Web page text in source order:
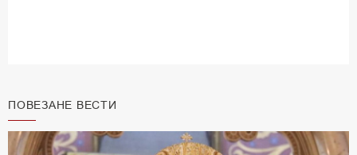
ПОВЕЗАНЕ ВЕСТИ